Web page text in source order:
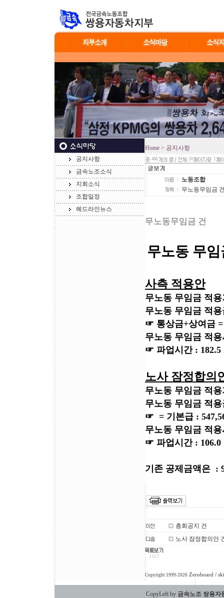
공지사항
금속노조소식
지회소식
조합일정
헤드라인뉴스
Home > 공지사항
466 24 1
노동조합
무노동무임금
무노동무임금 건
무노동 무
사측 적용안
무노동 무임금 적
무노동 무임금 적
☞ 통상금+상여금 =
무노동 무임금 적
☞ 파업시간 : 182.5
노사 잠정합의
무노동 무임금 적
무노동 무임금 적
☞ = 기본급 :
무노동 무임금 적
☞ 파업시간 : 106.0
기존 공제금액은 :
총회공지 건
노사 잠정합의안
Copyright 1999-2026 Zeroboard /
CopyLeft by 금속노조 쌍용자